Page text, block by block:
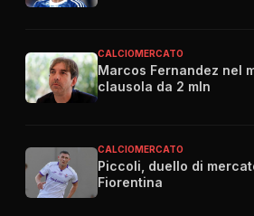
CALCIOMERCATO
Marcos Fernandez nel
clausola da 2 mln
CALCIOMERCATO
Piccoli, duello di
Fiorentina